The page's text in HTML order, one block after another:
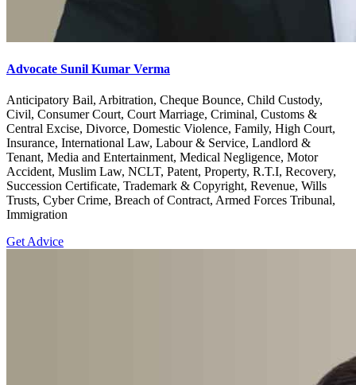
Advocate Sunil Kumar Verma
Anticipatory Bail, Arbitration, Cheque Bounce, Child Custody,
Civil, Consumer Court, Court Marriage, Criminal, Customs &
Central Excise, Divorce, Domestic Violence, Family, High Court,
Insurance, International Law, Labour & Service, Landlord &
Tenant, Media and Entertainment, Medical Negligence, Motor
Accident, Muslim Law, NCLT, Patent, Property, R.T.I, Recovery,
Succession Certificate, Trademark & Copyright, Revenue, Wills
Trusts, Cyber Crime, Breach of Contract, Armed Forces Tribunal,
Immigration
Get Advice